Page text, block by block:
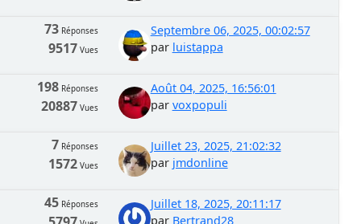
73Réponses
9517 Vues
Septembre 06, 2025, 00:02:57
par luistappa
198Réponses
20887 Vues
Août 04, 2025, 16:56:01
par voxpopuli
7 Réponses
1572Vues
Juillet 23, 2025, 21:02:32
par jmdonline
45Réponses
Juillet 18, 2025, 20:11:17
par Bertrand28